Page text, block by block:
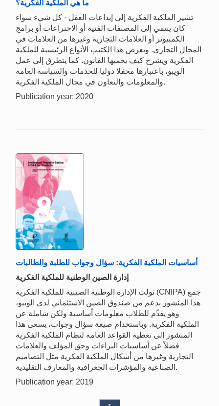
ما هي الملكية الفكرية؟
تشير الملكية الفكرية إلى إبداعات العقل - كل شيء سواء
كان ينتمي إلى المصنفات الفنية أو الاختراعات أو برامج
الكمبيوتر أو العلامات التجارية وغيرها من العلامات في
المجال التجاري. ويعرض هذا الكتيب الأنواع الرئيسية للملكية
الفكرية ويشرح كيف يحميها القانون. كما يتطرق إلى عمل
الويبو، باعتبارها محفلا دوليا للخدمات والسياسة العامة
والمعلومات والتعاون في مجال الملكية الفكرية.
Publication year: 2020
أساسيات الملكية الفكرية: سؤال وجواب للطلبة والطالبات
إدارة الصين الوطنية للملكية الفكرية
تولت الإدارة الوطنية الصينية للملكية الفكرية (CNIPA) جمع
هذا المنشور بدعم من صندوق الصين الاستئماني لدى الويبو،
وهو يقدِّم للطلاب معلومات أساسية ولكن شاملة عن
الملكية الفكرية. وباستخدام صيغة سؤال وجواب، يسعى هذا
المنشور إلى تغطية القواعد العامة لنظام الملكية الفكرية
فضلاً عن أساسيات البراءات وحق المؤلف والعلامات
التجارية وغيرها من أشكال الملكية الفكرية مثل التصاميم
الصناعية والمؤشرات الجغرافية والمعارف التقليدية.
Publication year: 2019